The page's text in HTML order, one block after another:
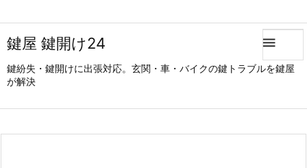
鍵屋 鍵開け24
鍵紛失・鍵開けに出張対応。玄関・車・バイクの鍵トラブルを鍵屋
が解決
